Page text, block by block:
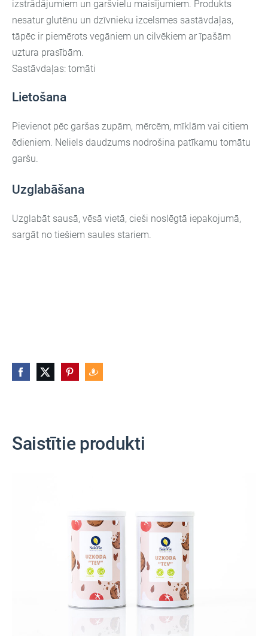
izstrādājumiem un garšvielu maisījumiem. Produkts
nesatur glutēnu un dzīvnieku izcelsmes sastāvdaļas,
tāpēc ir piemērots vegāniem un cilvēkiem ar īpašām
uztura prasībām.
Sastāvdaļas: tomāti
Lietošana
Pievienot pēc garšas zupām, mērcēm, mīklām vai citiem
ēdieniem. Neliels daudzums nodrošina patīkamu tomātu
garšu.
Uzglabāšana
Uzglabāt sausā, vēsā vietā, cieši noslēgtā iepakojumā,
sargāt no tiešiem saules stariem.
Saistītie produkti